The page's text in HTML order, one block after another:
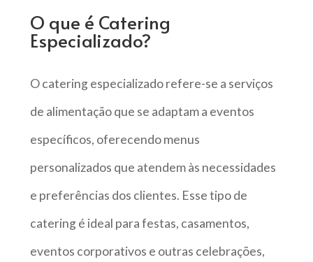
O que é Catering
Especializado?
O catering especializado refere-se a serviços
de alimentação que se adaptam a eventos
específicos, oferecendo menus
personalizados que atendem às necessidades
e preferências dos clientes. Esse tipo de
catering é ideal para festas, casamentos,
eventos corporativos e outras celebrações,